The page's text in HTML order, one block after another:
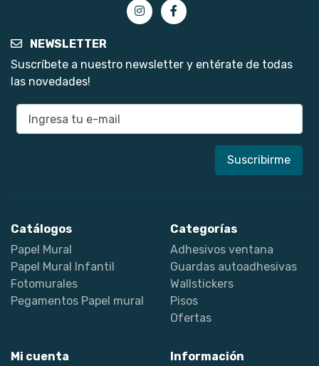
NEWSLETTER
Suscríbete a nuestro newsletter y entérate de todas
las novedades!
E-mail
Catálogos
Papel Mural
Papel Mural Infantil
Fotomurales
Pegamentos Papel mural
Categorías
Adhesivos ventana
Guardas autoadhesivas
Wallstickers
Pisos
Ofertas
Mi cuenta
Información